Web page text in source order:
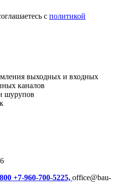
с политикой
выходных и входных
каналов
шурупов
+7-960-700-5225, office@bau-